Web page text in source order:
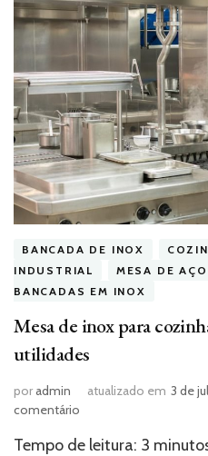
BANCADA DE INOX
INDUSTRIAL
MESA DE
BANCADAS EM INOX
Mesa de inox para
utilidades
poradmin atualizado em 3 de
comentário
de
Tempo de leitura: 3